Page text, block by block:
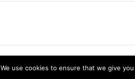
We use cookies to ensure that we give